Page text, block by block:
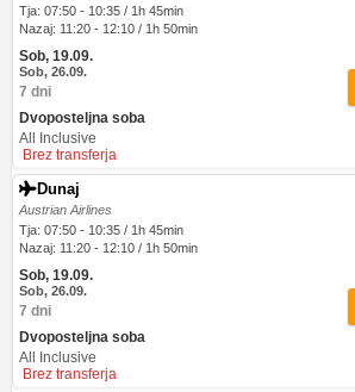
Tja: 07:50 - 10:35 / 1h 45min
Nazaj: 11:20 - 12:10 / 1h 50min
Sob, 19.09.
Sob, 26.09.
7 dni
Dvoposteljna soba
All Inclusive
Brez transferja
Dunaj
Austrian Airlines
Tja: 07:50 - 10:35 / 1h 45min
Nazaj: 11:20 - 12:10 / 1h 50min
Sob, 19.09.
Sob, 26.09.
7 dni
Dvoposteljna soba
All Inclusive
Brez transferja